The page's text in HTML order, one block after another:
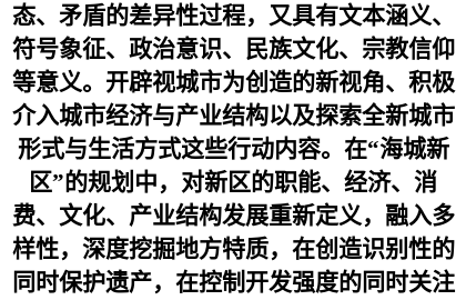
态、矛盾的差异性过程，又具有文本涵义、
符号象征、政治意识、民族文化、宗教信仰
等意义。开辟视城市为创造的新视角、积极
介入城市经济与产业结构以及探索全新城市
形式与生活方式这些行动内容。在“海城新
区”的规划中，对新区的职能、经济、消
费、文化、产业结构发展重新定义，融入多
样性，深度挖掘地方特质，在创造识别性的
同时保护遗产，在控制开发强度的同时关注